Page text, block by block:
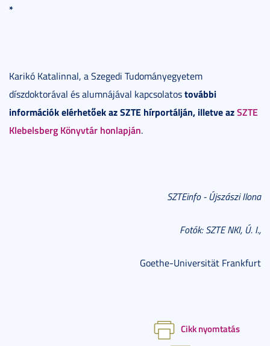
*
Karikó Katalinnal, a Szegedi Tudományegyetem
díszdoktorával és alumnájával kapcsolatostovábbi
információk elérhetőek az SZTE hírportálján, illetve azSZTE
Klebelsberg Könyvtár honlapján.
SZTEinfo - Újszászi Ilona
Fotók: SZTE NKI, Ú. I.,
Goethe-Universität Frankfurt
Cikk nyomtatás